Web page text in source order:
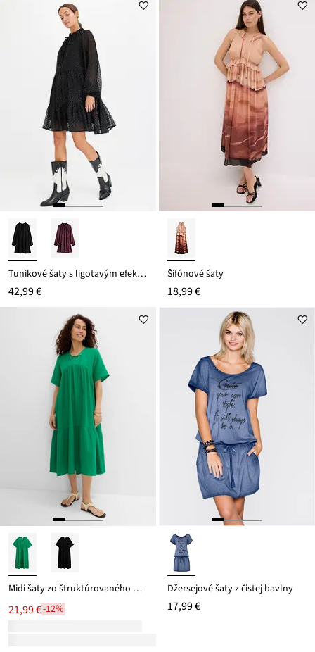
Tunikové šaty s ligotavým efektom
42,99 €
Šifónové šaty
18,99 €
Midi šaty zo štruktúrovaného mušelínu
21,99 €-12%
Džersejové šaty z čistej bavlny
17,99 €